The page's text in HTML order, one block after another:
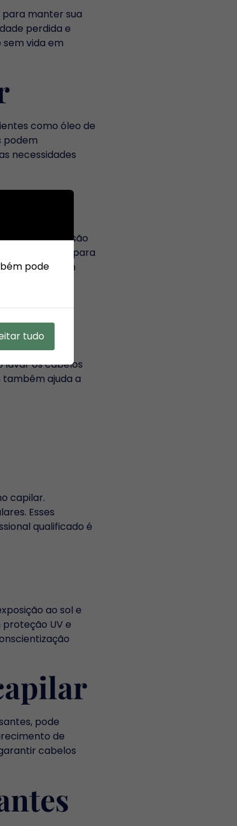
manter sua
perdida e
vida em
como óleo de
podem
necessidades
essenciais são
à dieta para
mas também
o uso
lavar os cabelos
também ajuda a
capilar.
Esses
qualificado é
ao sol e
UV e
pode
de
cabelos
pode
tudo